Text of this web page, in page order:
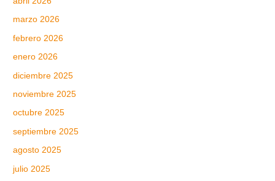
marzo 2026
febrero 2026
enero 2026
diciembre 2025
noviembre 2025
octubre 2025
septiembre 2025
agosto 2025
julio 2025